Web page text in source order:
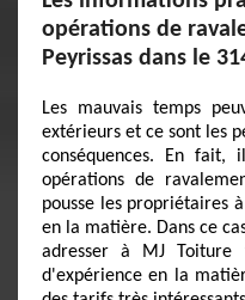
opérations de
Peyrissas dans le
Les mauvais temps
extérieurs et ce sont les
conséquences. En
opérations de
pousse les propriétaires
en la matière. Dans ce
adresser à MJ Toiture
d'expérience en la